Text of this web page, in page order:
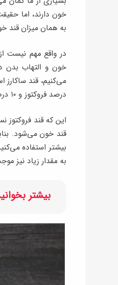
خون دارند، اما
به همان میزان قند
در واقع مهم نیست
خون و التهاب بدن
درصد فروکتوز و ۱۰ درصد گلوکز است.
این که قند فروکتوز
قند خون می‌شود.
بیشتر استفاده
به مقدار زیاد نیز
بیشتر